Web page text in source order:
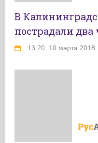
В
пострадали два
13:20, 10 марта 2018